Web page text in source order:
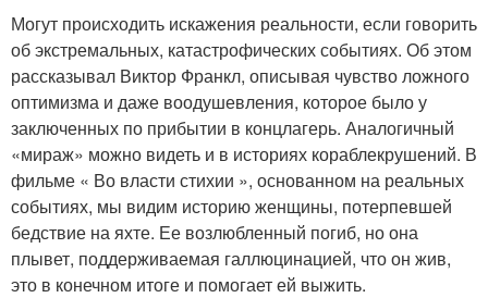
Могут происходить искажения реальности, если говорить
об экстремальных, катастрофических событиях. Об этом
рассказывал Виктор Франкл, описывая чувство ложного
оптимизма и даже воодушевления, которое было у
заключенных по прибытии в концлагерь. Аналогичный
«мираж» можно видеть и в историях кораблекрушений. В
фильме « Во власти стихии », основанном на реальных
событиях, мы видим историю женщины, потерпевшей
бедствие на яхте. Ее возлюбленный погиб, но она
плывет, поддерживаемая галлюцинацией, что он жив,
это в конечном итоге и помогает ей выжить.